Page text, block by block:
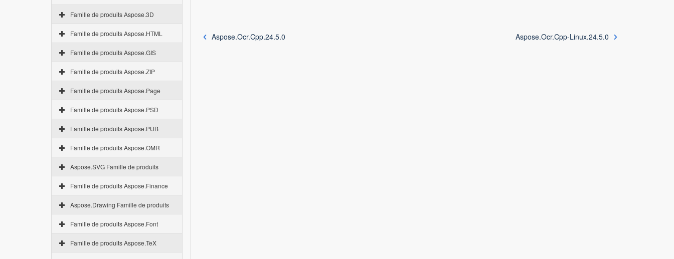
Famille de produits Aspose.3D
Famille de produits Aspose.HTML
Famille de produits Aspose.GIS
Famille de produits Aspose.ZIP
Famille de produits Aspose.Page
Famille de produits Aspose.PSD
Famille de produits Aspose.PUB
Famille de produits Aspose.OMR
Aspose.SVG Famille de produits
Famille de produits Aspose.Finance
Aspose.Drawing Famille de produits
Famille de produits Aspose.Font
Famille de produits Aspose.TeX
Aspose.Ocr.Cpp.24.5.0 Aspose.Ocr.Cpp-Linux.24.5.0